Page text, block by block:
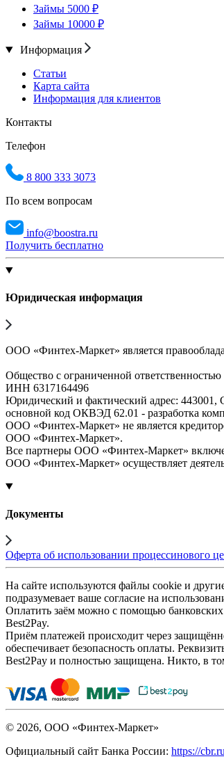
Займы 5000 ₽
Займы 10000 ₽
Информация
Статьи
Карта сайта
Информация для клиентов
Контакты
Телефон
8 800 333 3073
По всем вопросам
info@boostra.ru
Получить бесплатно
Юридическая информация
ООО «Финтех-Маркет» является
Общество с ограниченной
ИНН 6317164496
Юридический и фактический адрес:
основной код ОКВЭД 62.01 - разработка
ООО «Финтех-Маркет» не является
ООО «Финтех-Маркет».
Все партнеры ООО «Финтех-Маркет»
ООО «Финтех-Маркет» осуществляет
Документы
Оферта об использовании процессинового
На сайте используются файлы cookie и
подразумевает ваше согласие на
Оплатить заём можно с помощью банковских
Best2Pay.
Приём платежей происходит через
обеспечивает безопасность оплаты.
Best2Pay и полностью защищена. Никто, в
© 2026, ООО «Финтех-Маркет»
Официальный сайт Банка России: https://